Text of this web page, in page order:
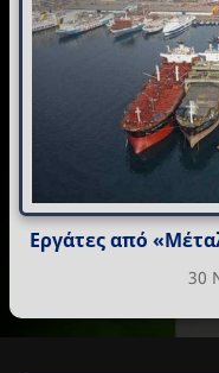
Εργάτες από
30